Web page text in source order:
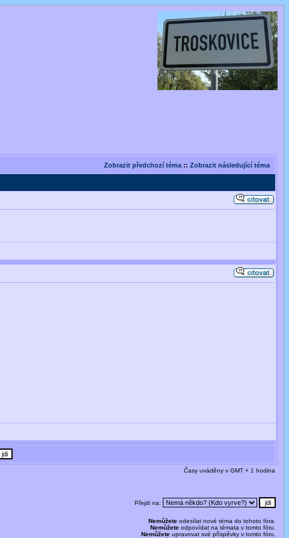
Zobrazit předchozí téma :: Zobrazit následující téma
Časy uváděny v GMT + 1 hodina
Přejdi na:
Nemůžete odesílat nové téma do tohoto fóra.
Nemůžete odpovídat na témata v tomto fóru.
Nemůžete upravovat své příspěvky v tomto fóru.